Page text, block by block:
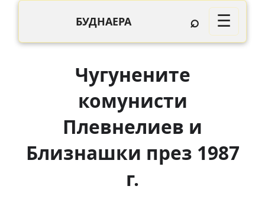
БУДНАЕРА ⌕ ☰
Чугунените
комунисти
Плевнелиев и
Близнашки през 1987
г.